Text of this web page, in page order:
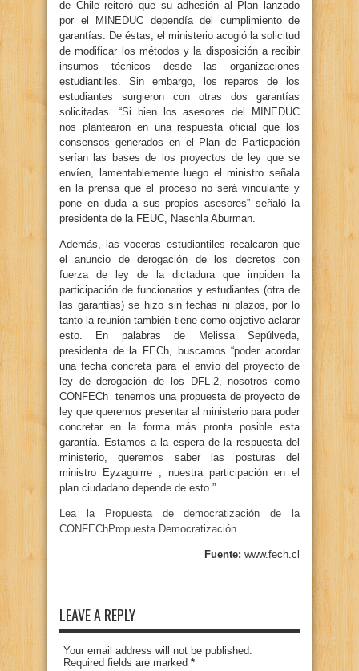
de Chile reiteró que su adhesión al Plan lanzado
por el MINEDUC dependía del cumplimiento de
garantías. De éstas, el ministerio acogió la solicitud
de modificar los métodos y la disposición a recibir
insumos técnicos desde las organizaciones
estudiantiles. Sin embargo, los reparos de los
estudiantes surgieron con otras dos garantías
solicitadas. “Si bien los asesores del MINEDUC
nos plantearon en una respuesta oficial que los
consensos generados en el Plan de Particpación
serían las bases de los proyectos de ley que se
envíen, lamentablemente luego el ministro señala
en la prensa que el proceso no será vinculante y
pone en duda a sus propios asesores” señaló la
presidenta de la FEUC, Naschla Aburman.
Además, las voceras estudiantiles recalcaron que
el anuncio de derogación de los decretos con
fuerza de ley de la dictadura que impiden la
participación de funcionarios y estudiantes (otra de
las garantías) se hizo sin fechas ni plazos, por lo
tanto la reunión también tiene como objetivo aclarar
esto. En palabras de Melissa Sepúlveda,
presidenta de la FECh, buscamos “poder acordar
una fecha concreta para el envío del proyecto de
ley de derogación de los DFL-2, nosotros como
CONFECh tenemos una propuesta de proyecto de
ley que queremos presentar al ministerio para poder
concretar en la forma más pronta posible esta
garantía. Estamos a la espera de la respuesta del
ministerio, queremos saber las posturas del
ministro Eyzaguirre , nuestra participación en el
plan ciudadano depende de esto.”
Lea la Propuesta de democratización de la
CONFEChPropuesta Democratización
Fuente: www.fech.cl
LEAVE A REPLY
Your email address will not be published.
Required fields are marked *